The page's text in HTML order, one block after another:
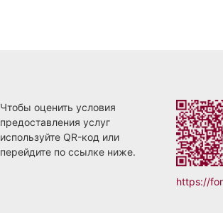
Чтобы оценить условия
предоставления услуг
используйте QR-код или
перейдите по ссылке ниже.
https://